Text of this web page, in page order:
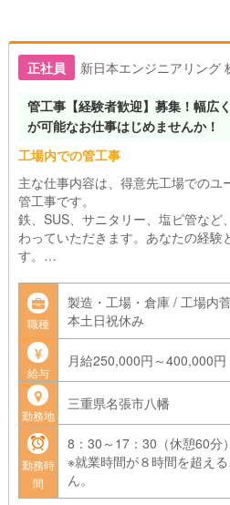
正社員 新日本エンジニアリング
管工事【経験者歓迎】募集！幅広
が可能なお仕事はじめませんか！
工場内での管工事
主な仕事内容は、得意先工場でのユ
管工事です。
鉄、SUS、サニタリー、塩ビ管など
わっていただきます。あなたの経験
す。
・「振り回されない」働き方
ゼネコンの下請けではなく、工場様
で進められるから、無理な工期に追
先輩社員は10年以上の勤続者の方
です。
「身体への優しさ」を配慮
建築現場のような「数年続く大型案
る短期案件がメイン。
夏の日差しや冬の雨風にさらされる
職種
製造・工場・倉庫 / 工場
本土日祝休み
給与
月給250,000円～400,000円
勤務地
三重県名張市八幡
勤務時
間
8：30～17：30（休憩60分）
※就業時間が８時間を超え
ん。